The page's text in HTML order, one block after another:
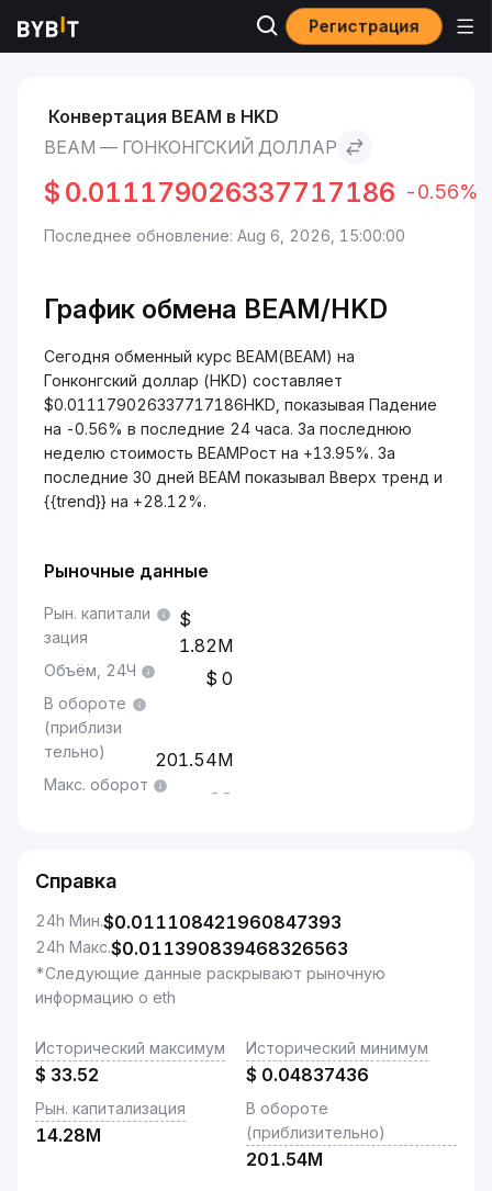
Регистрация
Рынки BEAM to Гонконгский доллар
Конвертация BEAM в HKD
BEAM — ГОНКОНГСКИЙ ДОЛЛАР
$ 0.011179026337717186 -0.56%
Последнее обновление: Aug 6, 2026, 15:00:00
График обмена BEAM/HKD
Сегодня обменный курс BEAM(BEAM) на
Гонконгский доллар (HKD) составляет
$0.011179026337717186HKD, показывая Падение
на -0.56% в последние 24 часа. За последнюю
неделю стоимость BEAMРост на +13.95%. За
последние 30 дней BEAM показывал Вверх тренд и
{{trend}} на +28.12%.
Рыночные данные
Рын. капитали
зация
1.82M
Объём, 24Ч 0
В обороте
(приблизи
тельно)
201.54M
Макс. оборот --
Справка
24h Мин.$0.011108421960847393
24h Макс.$0.011390839468326563
*Следующие данные раскрывают рыночную
информацию о eth
Исторический максимум
$ 33.52
Исторический минимум
$ 0.04837436
Рын. капитализация
14.28M
В обороте
(приблизительно)
201.54M